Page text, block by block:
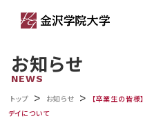
お知らせ
NEWS
トップ > お知らせ >
【卒業生の皆
デイについて